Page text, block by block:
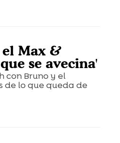
Max &
se avecina'
con Bruno y el
de lo que queda de